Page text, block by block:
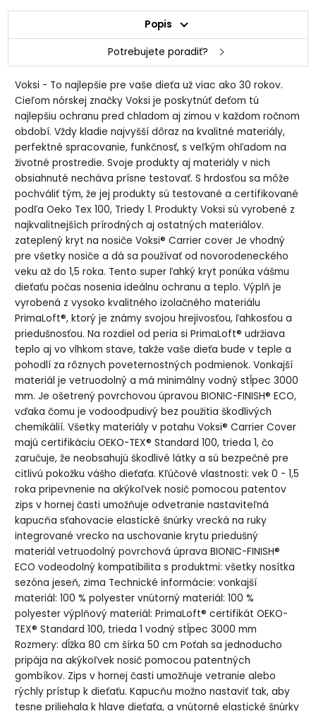
Popis
Potrebujete poradiť?
Voksi - To najlepšie pre vaše dieťa už viac ako 30 rokov.
Cieľom nórskej značky Voksi je poskytnúť deťom tú
najlepšiu ochranu pred chladom aj zimou v každom ročnom
období. Vždy kladie najvyšší dôraz na kvalitné materiály,
perfektné spracovanie, funkčnosť, s veľkým ohľadom na
životné prostredie. Svoje produkty aj materiály v nich
obsiahnuté necháva prísne testovať. S hrdosťou sa môže
pochváliť tým, že jej produkty sú testované a certifikované
podľa Oeko Tex 100, Triedy 1. Produkty Voksi sú vyrobené z
najkvalitnejších prírodných aj ostatných materiálov.
zateplený kryt na nosiče Voksi® Carrier cover Je vhodný
pre všetky nosiče a dá sa používať od novorodeneckého
veku až do 1,5 roka. Tento super ľahký kryt ponúka vášmu
dieťaťu počas nosenia ideálnu ochranu a teplo. Výplň je
vyrobená z vysoko kvalitného izolačného materiálu
PrimaLoft®, ktorý je známy svojou hrejivosťou, ľahkosťou a
priedušnosťou. Na rozdiel od peria si PrimaLoft® udržiava
teplo aj vo vlhkom stave, takže vaše dieťa bude v teple a
pohodlí za rôznych poveternostných podmienok. Vonkajší
materiál je vetruodolný a má minimálny vodný stĺpec 3000
mm. Je ošetrený povrchovou úpravou BIONIC-FINISH® ECO,
vďaka čomu je vodoodpudivý bez použitia škodlivých
chemikálií. Všetky materiály v potahu Voksi® Carrier Cover
majú certifikáciu OEKO-TEX® Standard 100, trieda 1, čo
zaručuje, že neobsahujú škodlivé látky a sú bezpečné pre
citlivú pokožku vášho dieťaťa. Kľúčové vlastnosti: vek 0 - 1,5
roka pripevnenie na akýkoľvek nosič pomocou patentov
zips v hornej časti umožňuje odvetranie nastaviteľná
kapucňa sťahovacie elastické šnúrky vrecká na ruky
integrované vrecko na uschovanie krytu priedušný
materiál vetruodolný povrchová úprava BIONIC-FINISH®
ECO vodeodolný kompatibilita s produktmi: všetky nosítka
sezóna jeseň, zima Technické informácie: vonkajší
materiál: 100 % polyester vnútorný materiál: 100 %
polyester výplňový materiál: PrimaLoft® certifikát OEKO-
TEX® Standard 100, trieda 1 vodný stĺpec 3000 mm
Rozmery: dĺžka 80 cm šírka 50 cm Poťah sa jednoducho
pripája na akýkoľvek nosič pomocou patentných
gombíkov. Zips v hornej časti umožňuje vetranie alebo
rýchly prístup k dieťaťu. Kapucňu možno nastaviť tak, aby
tesne priliehala k hlave dieťaťa, a vnútorné elastické šnúrky